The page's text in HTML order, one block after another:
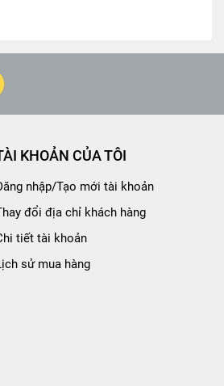
KHOẢN CỦA TÔI
nhập/Tạo mới tài khoản
đổi địa chỉ khách hàng
tiết tài khoản
sử mua hàng